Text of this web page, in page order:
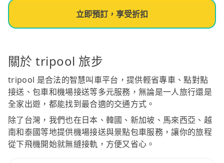
立即預訂，享受折扣
關於 tripool 旅步
tripool 是合法的智慧叫車平台，提供輕省專車、點對點
接送、包車和機場接送等多元服務，無論是一人旅行還是
全家出遊，都能找到最合適的交通方式。
除了台灣，我們也在日本、韓國、新加坡、馬來西亞、越
南和泰國等地提供機場接送與景點包車服務，讓你的旅程
從下飛機開始就無縫接軌，方便又省心。